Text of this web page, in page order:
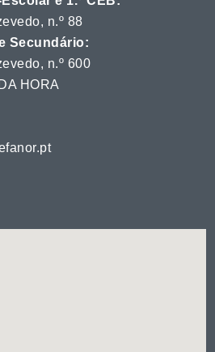
n.º 88
Secundário:
n.º 600
HORA